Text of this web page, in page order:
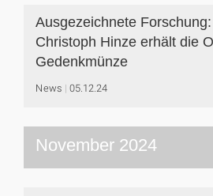
Ausgezeichnete
Christoph Hinze erhält die
Gedenkmünze
News 05.12.24
November 2024